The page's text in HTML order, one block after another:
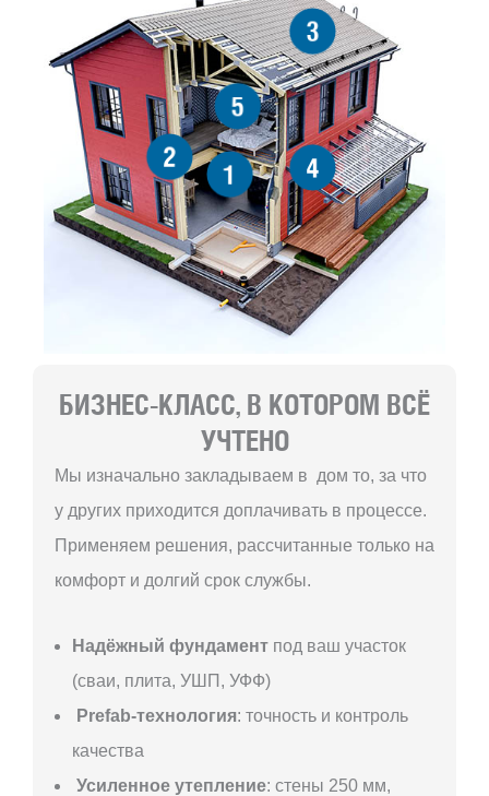
1
2
3
4
5
БИЗНЕС-КЛАСС, В КОТОРОМ ВСЁ
УЧТЕНО
Мы изначально закладываем в дом то, за что
у других приходится доплачивать в процессе.
Применяем решения, рассчитанные только на
комфорт и долгий срок службы.
Надёжный фундамент под ваш участок
(сваи, плита, УШП, УФФ)
Prefab-технология: точность и контроль
качества
Усиленное утепление: стены 250 мм,